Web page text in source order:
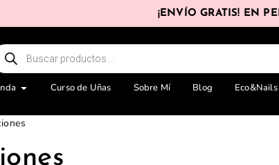
¡ENVÍO GRATIS! EN
Curso de Uñas Sobre Mí Blog Eco&Nails